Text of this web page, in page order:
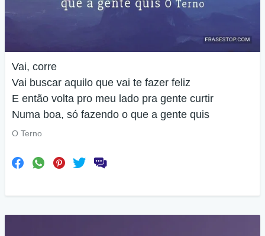
Vai, corre
Vai buscar aquilo que vai te fazer feliz
E então volta pro meu lado pra gente curtir
Numa boa, só fazendo o que a gente quis
O Terno